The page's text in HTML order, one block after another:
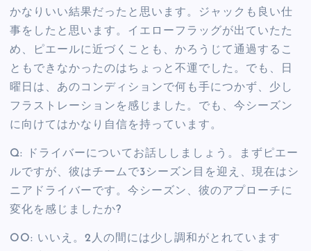
かなりいい結果だったと思います。ジャックも良い仕
事をしたと思います。イエローフラッグが出ていたた
め、ピエールに近づくことも、かろうじて通過するこ
ともできなかったのはちょっと不運でした。でも、日
曜日は、あのコンディションで何も手につかず、少し
フラストレーションを感じました。でも、今シーズン
に向けてはかなり自信を持っています。
Q: ドライバーについてお話ししましょう。まずピエー
ルですが、彼はチームで3シーズン目を迎え、現在はシ
ニアドライバーです。今シーズン、彼のアプローチに
変化を感じましたか?
OO: いいえ。2人の間には少し調和がとれています